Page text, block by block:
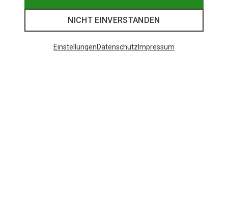
NICHT EINVERSTANDEN
EinstellungenDatenschutz Impressum